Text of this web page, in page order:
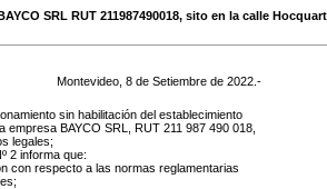
SRL RUT 211987490018, sito en la calle
Montevideo, 8 de Setiembre de 2022 .-
sin habilitación del establecimiento
empresa BAYCO SRL, RUT 211 987 490 018,
legales;
2 informa que:
con respecto a las normas reglamentarias